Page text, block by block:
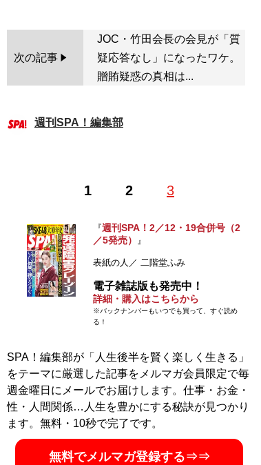
次の記事
JOC・竹田会長の会見が「質
疑応答なし」になったワケ。
贈賄疑惑の真相は...
週刊SPA！編集部
1 2 3
『週刊SPA！2／12・19合併号（2
／5発売） 』
表紙の人／ 二階堂ふみ
電子雑誌版も発売中！
詳細・購入はこちらから
※バックナンバーもいつでも買って、すぐ読め
る！
SPA！編集部が「人生後半を賢く楽しく生きる」
をテーマに厳選した記事をメルマガ会員限定で毎
週金曜日にメールでお届けします。仕事・お金・
性・人間関係…人生を豊かにする秘訣が見つかり
ます。無料・10秒で完了です。
無料でメルマガ登録する⇒⇒